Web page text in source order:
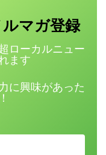
ルマガ登録
ローカルニュー
ます
に興味があった